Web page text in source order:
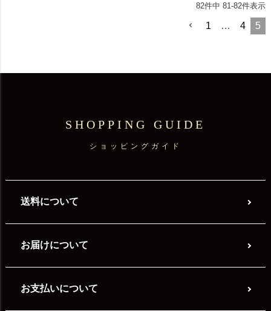
82件中 81-82件表示
1 … 4 5
SHOPPING GUIDE
ショッピングガイド
送料について
お届けについて
お支払いについて